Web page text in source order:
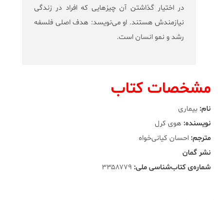
در اختیار گذاشتن آن چیزهایی که افراد در زندگی
نیازمندش هستند. او می‌نویسد: هدف اصلی فلسفه
رشد و نمو انسان است.
مشخصات کتاب
نام: بیماری
نویسنده: هوی کرل
مترجم: احسان کیانی‌خواه
نشر گمان
شماره‌ی کتاب‌شناسی ملی: ۳۳۵۸۷۷۹